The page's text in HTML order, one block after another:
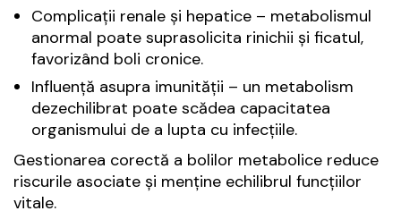
Complicații renale și hepatice – metabolismul
anormal poate suprasolicita rinichii și ficatul,
favorizând boli cronice.
Influență asupra imunității – un metabolism
dezechilibrat poate scădea capacitatea
organismului de a lupta cu infecțiile.
Gestionarea corectă a bolilor metabolice reduce
riscurile asociate și menține echilibrul funcțiilor
vitale.